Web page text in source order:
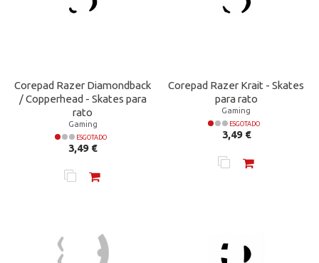
Corepad Razer Diamondback
/ Copperhead - Skates para
rato
Gaming
ESGOTADO
Preço
3,49 €
Corepad Razer Krait - Skates
para rato
Gaming
ESGOTADO
Preço
3,49 €